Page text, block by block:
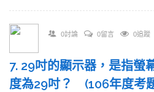
0討論 0留言 0追蹤
7. 29吋的顯示器，是指螢
度為29吋？ (106年度考